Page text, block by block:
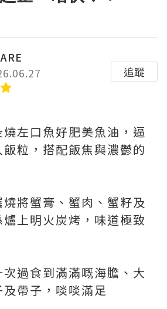
追蹤
左口魚好肥美魚油，逼
粒，搭配飯焦與濃鬱的
將蟹膏、蟹肉、蟹籽及
上明火炭烤，味道極致
過食到滿滿嘅海膽、大
帶子，啖啖滿足